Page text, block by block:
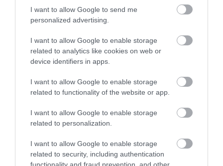
I want to allow Google to send me
personalized advertising.
I want to allow Google to enable storage
related to analytics like cookies on web or
device identifiers in apps.
I want to allow Google to enable storage
related to functionality of the website or app.
I want to allow Google to enable storage
related to personalization.
I want to allow Google to enable storage
related to security, including authentication
functionality and fraud prevention, and other
részét vagy egészét legalább 50 millió hongkongi
dollár értékű lakóingatlanokba is be lehetne majd
Lee ígéretet tett arra is, hogy a várost a
felsőoktatás egyik nemzetközi központjává teszik,
ösztöndíjakat kínálnak a külföldi diákoknak, és
lépéseket tesznek az olyan piacok fejlesztésére, mint
az idősgondozás, a magánrepülőgépek
közlekedtetése és a drónok használata.
Megosztás